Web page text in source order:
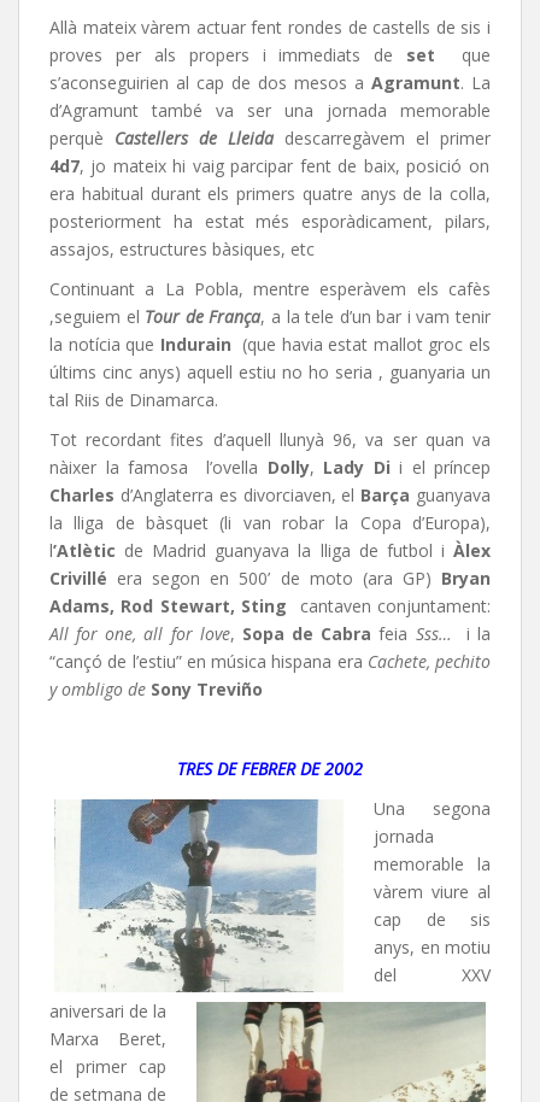
Allà mateix vàrem actuar fent rondes de castells de sis i
proves per als propers i immediats de set que
s’aconseguirien al cap de dos mesos a Agramunt. La
d’Agramunt també va ser una jornada memorable
perquè Castellers de Lleida descarregàvem el primer
4d7, jo mateix hi vaig parcipar fent de baix, posició on
era habitual durant els primers quatre anys de la colla,
posteriorment ha estat més esporàdicament, pilars,
assajos, estructures bàsiques, etc
Continuant a La Pobla, mentre esperàvem els cafès
,seguiem el Tour de França, a la tele d’un bar i vam tenir
la notícia que Indurain (que havia estat mallot groc els
últims cinc anys) aquell estiu no ho seria , guanyaria un
tal Riis de Dinamarca.
Tot recordant fites d’aquell llunyà 96, va ser quan va
nàixer la famosa l’ovella Dolly, Lady Di i el príncep
Charles d’Anglaterra es divorciaven, el Barça guanyava
la lliga de bàsquet (li van robar la Copa d’Europa),
l’Atlètic de Madrid guanyava la lliga de futbol i Àlex
Crivillé era segon en 500’ de moto (ara GP) Bryan
Adams, Rod Stewart, Sting cantaven conjuntament:
All for one, all for love, Sopa de Cabra feia Sss… i la
“cançó de l’estiu” en música hispana era Cachete, pechito
y ombligo de Sony Treviño
TRES DE FEBRER DE 2002
Una segona
jornada
memorable la
vàrem viure al
cap de sis
anys, en motiu
del XXV
aniversari de la
Marxa Beret,
el primer cap
de setmana de